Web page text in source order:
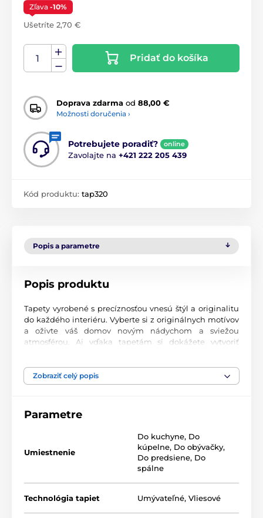
Zľava -10%
Ušetríte 2,70 €
Pridať do košíka
Doprava zdarma od 88,00 €
Možnosti doručenia ›
Potrebujete poradiť? online
Zavolajte na +421 222 205 439
Kód produktu: tap320
Popis a parametre
Popis produktu
Tapety vyrobené s precíznosťou vnesú štýl a originalitu
do každého interiéru. Vyberte si z originálnych motívov
a oživte váš domov novým nádychom a sviežou
atmosférou. Aj vďaka tapetám si dokážete vytvoriť
Najvyššia kvalita tlače
miestnosti. Tlačia sa na kvalitný vlies s jemným
technológii sa vyznačujú výbornou odolnosťou a
farebnou stálosťou.
výška)
Zobraziť celý popis
Parametre
Umiestnenie
Do kuchyne, Do
kúpelne, Do obývačky,
Do predsiene, Do
spálne
Technológia tapiet Umývateľné, Vliesové